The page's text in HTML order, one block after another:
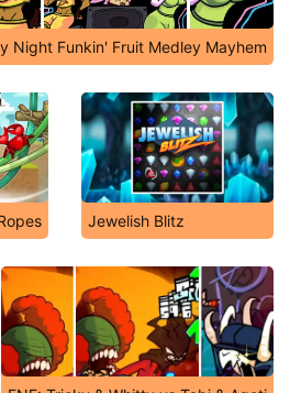
Night Funkin' Fruit Medley Mayhem
Jewelish Blitz